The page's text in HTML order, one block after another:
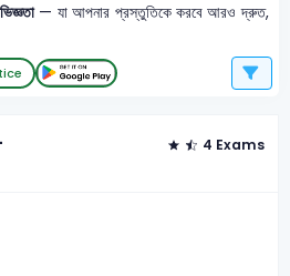
— যা আপনার প্রস্তুতিকে করবে আরও দ্রুত,
4 Exams